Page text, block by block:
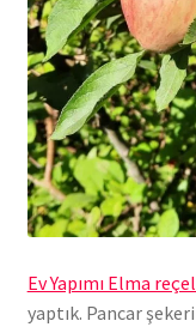
Ev Yapımı Elma
yaptık. Pancar